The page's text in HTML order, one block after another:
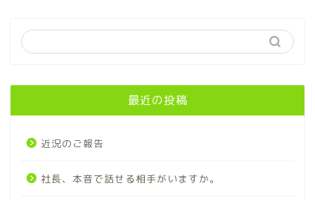
最近の投稿
近況のご報告
社長、本音で話せる相手がいますか。